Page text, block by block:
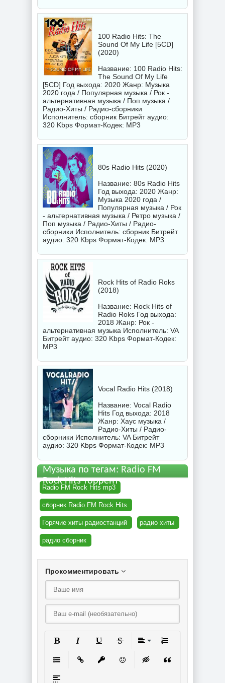
100 Radio Hits: The
Sound Of My Life [5CD]
(2020)
Название: 100 Radio Hits:
The Sound Of My Life
[5CD] Год выхода: 2020 Жанр: Музыка
2020 года / Популярная музыка / Рок -
альтернативная музыка / Поп музыка /
Радио-Хиты / Радио-сборники
Исполнитель: сборник Битрейт аудио:
320 Kbps Формат-Кодек: MP3
80s Radio Hits (2020)
Название: 80s Radio Hits
Год выхода: 2020 Жанр:
Музыка 2020 года /
Популярная музыка / Рок
- альтернативная музыка / Ретро музыка /
Поп музыка / Радио-Хиты / Радио-
сборники Исполнитель: сборник Битрейт
аудио: 320 Kbps Формат-Кодек: MP3
Rock Hits of Radio Roks
(2018)
Название: Rock Hits of
Radio Roks Год выхода:
2018 Жанр: Рок -
альтернативная музыка Исполнитель: VA
Битрейт аудио: 320 Kbps Формат-Кодек:
MP3
Vocal Radio Hits (2018)
Название: Vocal Radio
Hits Год выхода: 2018
Жанр: Хаус музыка /
Радио-Хиты / Радио-
сборники Исполнитель: VAБитрейт
аудио: 320 Kbps Формат-Кодек: MP3
Музыка по тегам: Radio FM
Rock Hits торрент
Radio FM Rock Hits mp3
сборник Radio FM Rock Hits
Горячие хиты радиостанций радио хиты
радио сборник
Прокомментировать